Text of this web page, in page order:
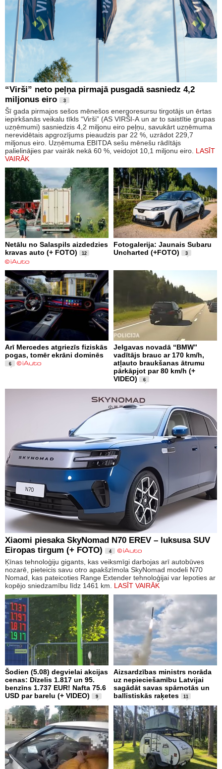
“Virši” neto peļņa pirmajā pusgadā sasniedz 4,2
miljonus eiro
3
Šī gada pirmajos sešos mēnešos energoresursu tirgotājs un ērtas
iepirkšanās veikalu tīkls “Virši” (AS VIRŠI-A un ar to saistītie grupas
uzņēmumi) sasniedzis 4,2 miljonu eiro peļņu, savukārt uzņēmuma
nerevidētais apgrozījums pieaudzis par 22 %, uzrādot 229,7
miljonus eiro. Uzņēmuma EBITDA sešu mēnešu rādītājs
palielinājies par vairāk nekā 60 %, veidojot 10,1 miljonu eiro. LASĪT
VAIRĀK
Netālu no Salaspils aizdedzies
kravas auto (+ FOTO)
12
Fotogalerija: Jaunais Subaru
Uncharted (+FOTO)
3
Arī Mercedes atgriezīs fiziskās
pogas, tomēr ekrāni dominēs
6
Jelgavas novadā “BMW”
vadītājs brauc ar 170 km/h,
atļauto braukšanas ātrumu
pārkāpjot par 80 km/h (+
VIDEO)
6
Xiaomi piesaka SkyNomad N70 EREV – luksusa SUV
Eiropas tirgum (+ FOTO)
4
Ķīnas tehnoloģiju gigants, kas veiksmīgi darbojas arī autobūves
nozarē, pieteicis savu otro apakšzīmola SkyNomad modeli N70
Nomad, kas pateicoties Range Extender tehnoloģijai var lepoties ar
kopējo sniedzamību līdz 1461 km. LASĪT VAIRĀK
Šodien (5.08) degvielai akcijas
cenas: Dīzelis 1.817 un 95.
benzīns 1.737 EUR! Nafta 75.6
USD par barelu (+ VIDEO)
9
Aizsardzības ministrs norāda
uz nepieciešamību Latvijai
sagādāt savas spārnotās un
ballistiskās raķetes
11